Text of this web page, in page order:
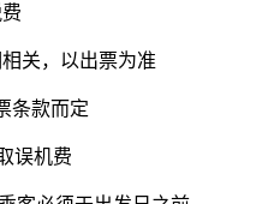
关，以出票为准
条款而定
误机费